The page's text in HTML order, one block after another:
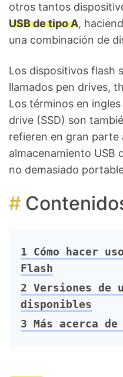
otros tantos
USB de tipo A,
una combinación de
Los dispositivos flash
llamados pen drives,
Los términos en
drive (SSD) son
refieren en gran parte
almacenamiento USB
no demasiado
1 Cómo hacer
Flash
2 Versiones de
disponibles
3 Más acerca